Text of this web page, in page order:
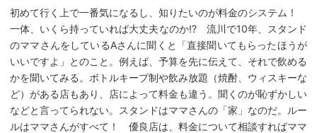
初めて行く上で一番気になるし、知りたいのが料金のシステム！
一体、いくら持っていれば大丈夫なのか!? 流川で10年、スタンド
のママさんをしているAさんに聞くと「直接聞いてもらったほうが
いいですよ」とのこと。例えば、予算を先に伝えて、それで飲める
かを聞いてみる。ボトルキープ制や飲み放題（焼酎、ウィスキーな
ど）がある店もあり、店によって料金も違う。聞くのが恥ずかしい
などと言ってられない。スタンドはママさんの「家」なのだ。ルー
ルはママさんがすべて！ 優良店は、料金について相談すればママ